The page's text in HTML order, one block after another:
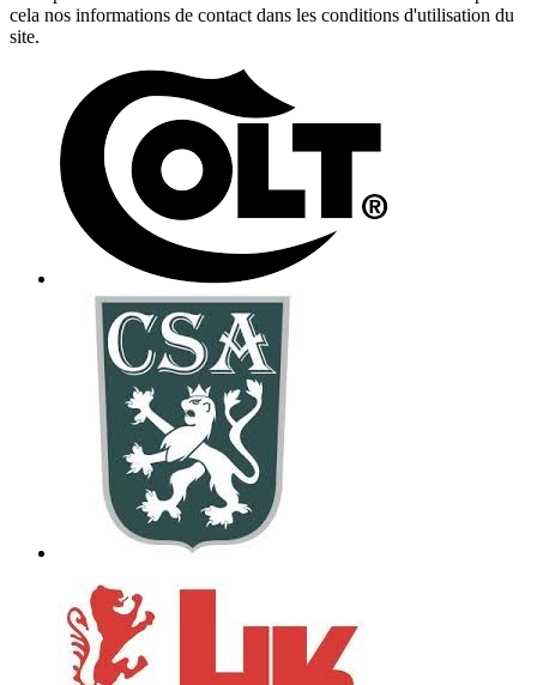
cela nos informations de contact dans les conditions d'utilisation du
site.